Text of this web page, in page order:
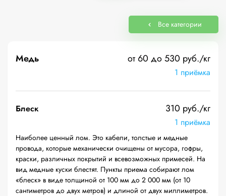
Все категории
Медь от 60 до 530 руб./кг
1 приёмка
Блеск 310 руб./кг
1 приёмка
Наиболее ценный лом. Это кабели, толстые и медные
провода, которые механически очищены от мусора, гофры,
краски, различных покрытий и всевозможных примесей. На
вид медные куски блестят. Пункты приема собирают лом
«блеск» в виде толщиной от 100 мм до 2 000 мм (от 10
сантиметров до двух метров) и длиной от двух миллиметров.